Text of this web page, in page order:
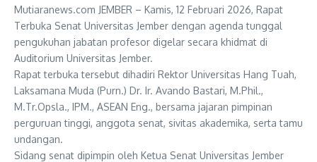
Mutiaranews.com JEMBER – Kamis, 12 Februari 2026, Rapat
Terbuka Senat Universitas Jember dengan agenda tunggal
pengukuhan jabatan profesor digelar secara khidmat di
Auditorium Universitas Jember.
Rapat terbuka tersebut dihadiri Rektor Universitas Hang Tuah,
Laksamana Muda (Purn.) Dr. Ir. Avando Bastari, M.Phil.,
M.Tr.Opsla., IPM., ASEAN Eng., bersama jajaran pimpinan
perguruan tinggi, anggota senat, sivitas akademika, serta tamu
undangan.
Sidang senat dipimpin oleh Ketua Senat Universitas Jember